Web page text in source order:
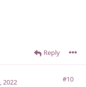
Reply
#10
2022